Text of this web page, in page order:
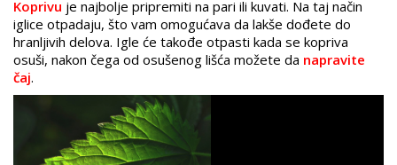
Koprivu je najbolje pripremiti na pari ili kuvati. Na taj način
iglice otpadaju, što vam omogućava da lakše dođete do
hranljivih delova. Igle će takođe otpasti kada se kopriva
osuši, nakon čega od osušenog lišća možete da napravite
čaj.